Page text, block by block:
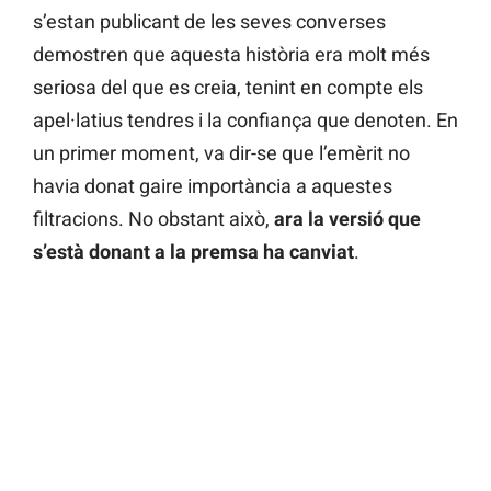
s’estan publicant de les seves converses
demostren que aquesta història era molt més
seriosa del que es creia, tenint en compte els
apel·latius tendres i la confiança que denoten. En
un primer moment, va dir-se que l’emèrit no
havia donat gaire importància a aquestes
filtracions. No obstant això, ara la versió que
s’està donant a la premsa ha canviat.